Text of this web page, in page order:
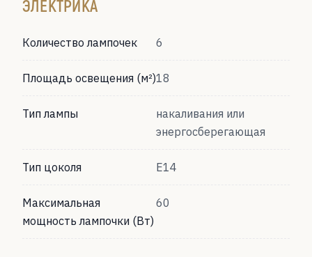
ЭЛЕКТРИКА
Количество лампочек 6
Площадь освещения (м²)18
Тип лампы
накаливания или
энергосберегающая
Тип цоколя Е14
Максимальная
мощность лампочки (Вт)
60